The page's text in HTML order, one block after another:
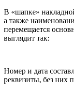
В «шапке»
а также
перемещается
выглядит так:
Номер и дата
реквизиты, без них